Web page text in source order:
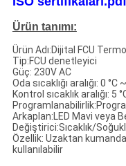
Ürün tanımı:
Ürün Adı:Dijital FCU
Tip:FCU denetleyici
Güç: 230V AC
Oda sıcaklığı aralığı: 0 °C
Kontrol sıcaklık aralığı: 5
Arkaplan:LED Mavi veya
Değiştirici:Sıcaklık/
Özellik: Uzaktan
kullanılabilir